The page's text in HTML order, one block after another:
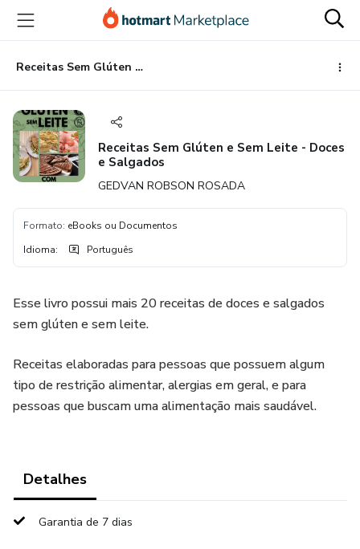
para
conteúdo
principal
para
pagamento
para
rodapé
Receitas Sem Glúten e Sem Leite - Doces e Salgados
Receitas Sem Glúten e Sem Leite - Doces
e Salgados
GEDVAN ROBSON ROSADA
Formato: eBooks ou Documentos
Idioma: Português
Esse livro possui mais 20 receitas de doces e salgados
sem glúten e sem leite.
Receitas elaboradas para pessoas que possuem algum
tipo de restrição alimentar, alergias em geral, e para
pessoas que buscam uma alimentação mais saudável.
Detalhes
Garantia de 7 dias